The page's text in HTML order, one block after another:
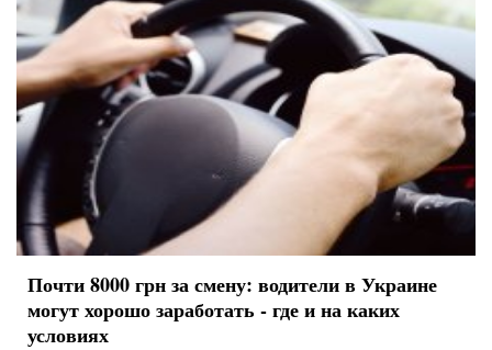
Почти 8000 грн за смену: водители в Украине
могут хорошо заработать - где и на каких
условиях